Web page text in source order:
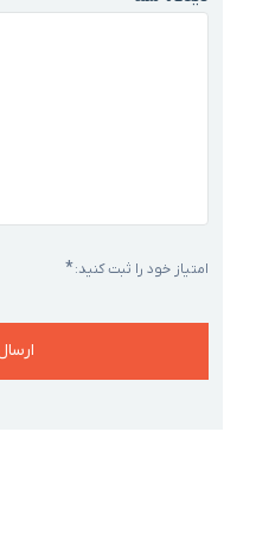
امتیاز خود را ثبت کنید:*